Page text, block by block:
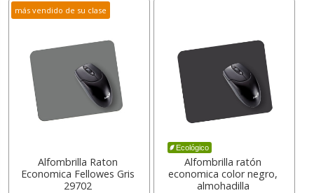
más vendido de su clase
Alfombrilla Raton
Economica Fellowes Gris
29702
Ecológico
Alfombrilla ratón
economica color negro,
almohadilla